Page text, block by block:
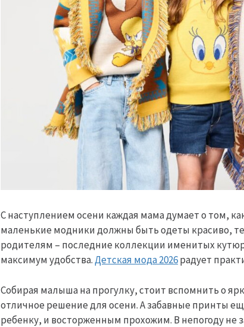
С наступлением осени каждая мама думает о том,
маленькие модники должны быть одеты красиво,
родителям – последние коллекции именитых
максимум удобства.Детская мода 2026радует
Собирая малыша на прогулку, стоит вспомнить о
отличное решение для осени. А забавные принты
ребенку, и восторженным прохожим. В непогоду не